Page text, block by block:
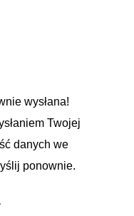
wysłana!
Twojej
danych we
ponownie.